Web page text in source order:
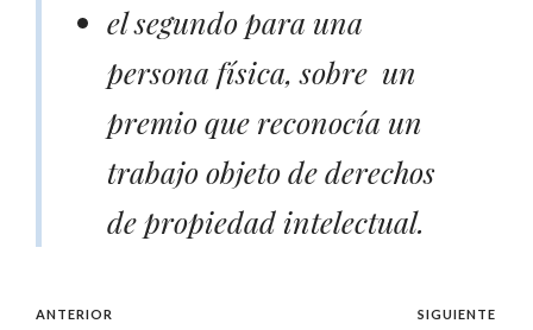
el segundo para una
persona física, sobre un
premio que reconocía un
trabajo objeto de derechos
de propiedad intelectual.
ANTERIOR SIGUIENTE